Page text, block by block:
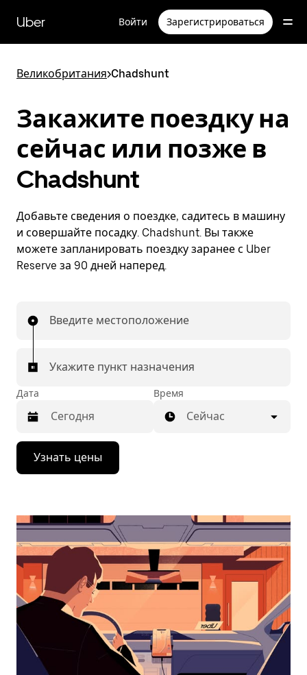
перейти
к
содержимому
Uber Войти Зарегистрироваться
Великобритания>Chadshunt
Закажите поездку на
сейчас или позже в
Chadshunt
Добавьте сведения о поездке, садитесь в машину
и совершайте посадку. Chadshunt. Вы также
можете запланировать поездку заранее с Uber
Reserve за 90 дней наперед.
Введите местоположение
Укажите пункт назначения
Дата
Нажмите
стрелку
вниз,
календарю
выбрать
дату.
Чтобы
закрыть
календарь,
нажмите
Esc.
Время
Сейчас
Узнать цены